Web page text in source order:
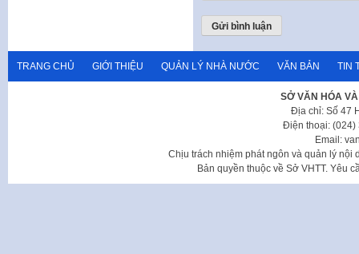
TRANG CHỦ GIỚI THIỆU QUẢN LÝ NHÀ NƯỚC VĂN BẢN TIN
SỞ VĂN HÓA
Địa chỉ: Số 47
Điện thoại: (024)
Email:
Chịu trách nhiệm phát ngôn và quản lý nội
Bản quyền thuộc về Sở VHTT. Yêu